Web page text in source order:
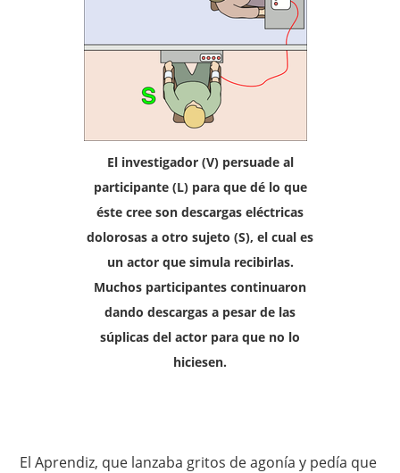
El investigador (V) persuade al
participante (L) para que dé lo que
éste cree son descargas eléctricas
dolorosas a otro sujeto (S), el cual es
un actor que simula recibirlas.
Muchos participantes continuaron
dando descargas a pesar de las
súplicas del actor para que no lo
hiciesen.
El Aprendiz, que lanzaba gritos de agonía y pedía que